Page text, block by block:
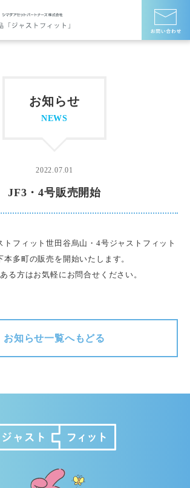
お知らせ
NEWS
2022.07.01
JF3・4号販売開始
トフィット世田谷烏山・4号ジャストフィット
本多町の販売を開始いたします。
る方はお気軽にお問合せください。
お知らせ一覧へもどる